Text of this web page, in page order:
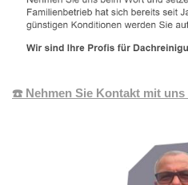
☎️ Nehmen Sie Kontakt mit uns